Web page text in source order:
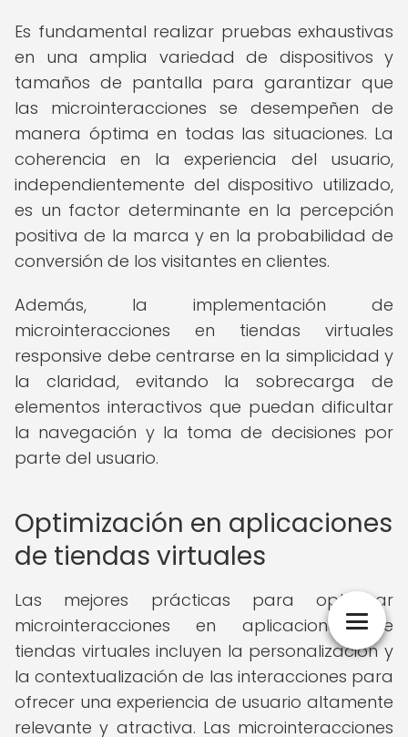
Es fundamental realizar pruebas exhaustivas
en una amplia variedad de dispositivos y
tamaños de pantalla para garantizar que
las microinteracciones se desempeñen de
manera óptima en todas las situaciones. La
coherencia en la experiencia del usuario,
independientemente del dispositivo utilizado,
es un factor determinante en la percepción
positiva de la marca y en la probabilidad de
conversión de los visitantes en clientes.
Además, la implementación de
microinteracciones en tiendas virtuales
responsive debe centrarse en la simplicidad y
la claridad, evitando la sobrecarga de
elementos interactivos que puedan dificultar
la navegación y la toma de decisiones por
parte del usuario.
Optimización en aplicaciones
de tiendas virtuales
Las mejores prácticas para optimizar
microinteracciones en aplicaciones de
tiendas virtuales incluyen la personalización y
la contextualización de las interacciones para
ofrecer una experiencia de usuario altamente
relevante y atractiva. Las microinteracciones